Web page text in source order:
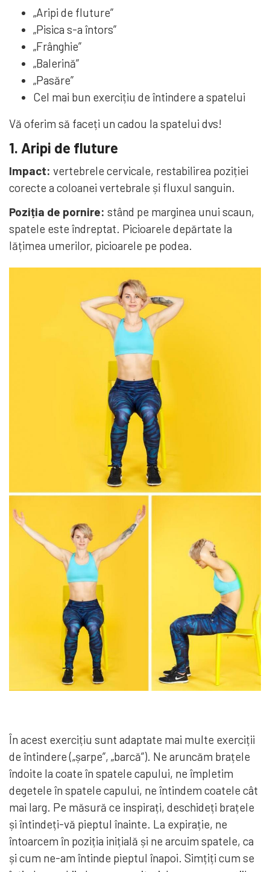
„Aripi de fluture”
„Pisica s-a întors”
„Frânghie”
„Balerină”
„Pasăre”
Cel mai bun exercițiu de întindere a spatelui
Vă oferim să faceți un cadou la spatelui dvs!
1. Aripi de fluture
Impact: vertebrele cervicale, restabilirea poziției
corecte a coloanei vertebrale și fluxul sanguin.
Poziția de pornire: stând pe marginea unui scaun,
spatele este îndreptat. Picioarele depărtate la
lățimea umerilor, picioarele pe podea.
În acest exercițiu sunt adaptate mai multe exerciții
de întindere („șarpe”, „barcă”). Ne aruncăm brațele
îndoite la coate în spatele capului, ne împletim
degetele în spatele capului, ne întindem coatele cât
mai larg. Pe măsură ce inspirați, deschideți brațele
și întindeți-vă pieptul înainte. La expirație, ne
întoarcem în poziția inițială și ne arcuim spatele, ca
și cum ne-am întinde pieptul înapoi. Simțiți cum se